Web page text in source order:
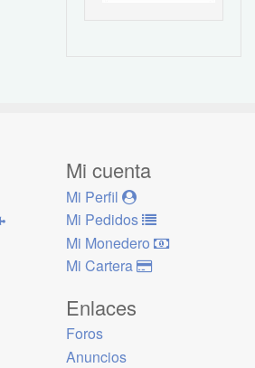
Mi cuenta
Mi Perfil
Mi Pedidos
Mi Monedero
Mi Cartera
Enlaces
Foros
Anuncios